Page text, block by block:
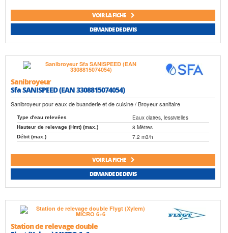
VOIR LA FICHE
DEMANDE DE DEVIS
Sanibroyeur
Sfa SANISPEED (EAN 3308815074054)
Sanibroyeur pour eaux de buanderie et de cuisine / Broyeur sanitaire
Type d'eau relevées Eaux claires, lessivielles
Hauteur de relevage (Hmt) (max.) 8 Mètres
Débit (max.) 7.2 m3/h
VOIR LA FICHE
DEMANDE DE DEVIS
Station de relevage double